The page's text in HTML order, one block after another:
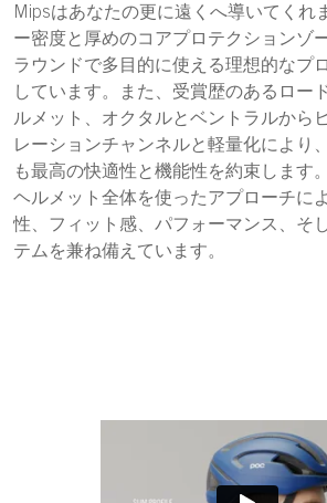
Mipsはあなたの更に遠くへ導いてくれ
ー密度と厚めのコアプロテクションゾ
ラウンドで多目的に使える理想的なプ
しています。また、受賞歴のあるロー
ルメット、オクタルとベントラルから
レーションチャンネルと軽量化により
も最高の快適性と機能性を約束します
ヘルメット全体を使ったアプローチに
性、フィット感、パフォーマンス、そ
テムを兼ね備えています。